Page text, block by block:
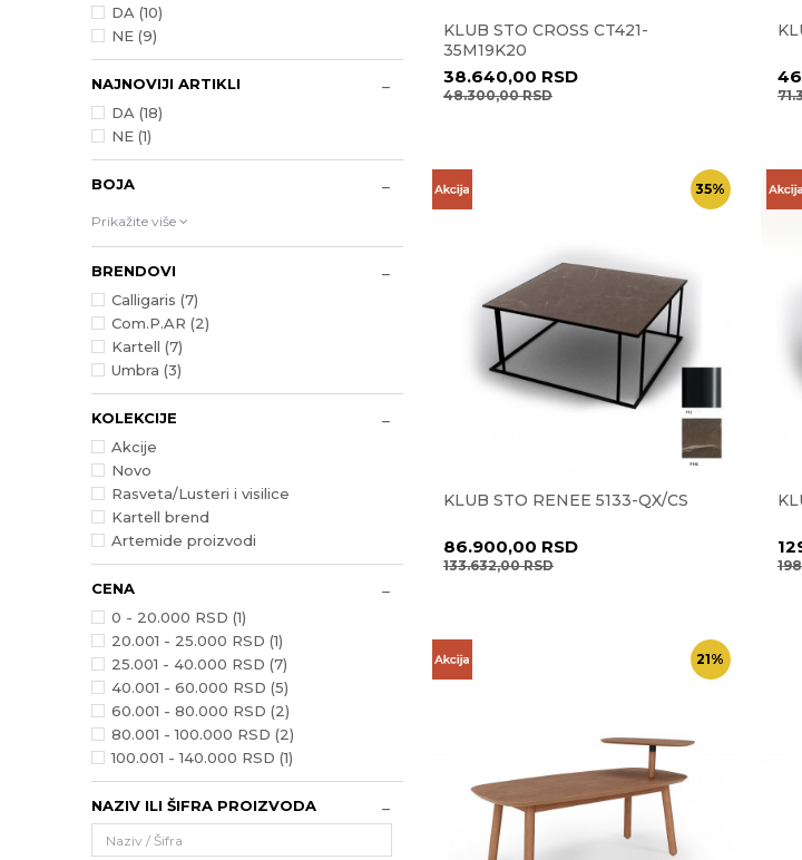
DA (10)
NE (9)
NAJNOVIJI ARTIKLI
DA (18)
NE (1)
BOJA
Prikažite više
BRENDOVI
Calligaris (7)
Com.P.AR (2)
Kartell (7)
Umbra (3)
KOLEKCIJE
Akcije
Novo
Rasveta/Lusteri i visilice
Kartell brend
Artemide proizvodi
CENA
0 - 20.000 RSD (1)
20.001 - 25.000 RSD (1)
25.001 - 40.000 RSD (7)
40.001 - 60.000 RSD (5)
60.001 - 80.000 RSD (2)
80.001 - 100.000 RSD (2)
100.001 - 140.000 RSD (1)
NAZIV ILI ŠIFRA PROIZVODA
KLUB STO CROSS CT421-
35M19K20
38.640,00 RSD
48.300,00RSD
35%
KLUB STO RENEE 5133-QX/CS
86.900,00 RSD
133.632,00RSD
21%